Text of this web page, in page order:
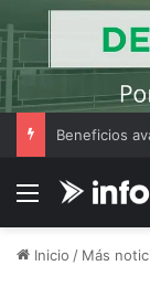
Beneficios
Menú
Inicio / Más